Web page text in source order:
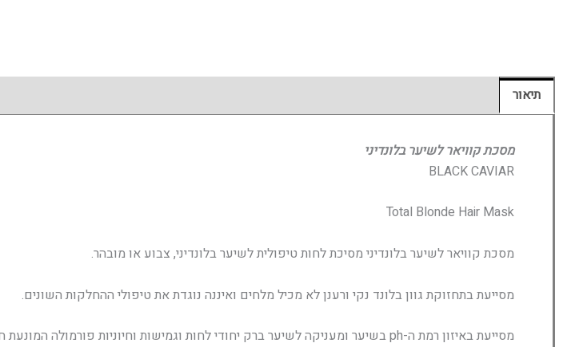
תיאור
מסכת קוויאר לשיער בלונדיני
BLACK CAVIAR
Total Blonde Hair Mask
מסכת קוויאר לשיער בלונדיני מסיכת לחות טיפולית לשיער בלונדיני, צבוע או מובהר.
מסייעת בתחזוקת גוון בלונד נקי ורענן לא מכיל מלחים ואיננה נוגדת את טיפולי ההחלקות השונים.
מסייעת באיזון רמת ה-ph בשיער ומעניקה לשיער ברק יחודי לחות וגמישות וחיוניות פורמולה המונעת חשמל סטטי בשיער.